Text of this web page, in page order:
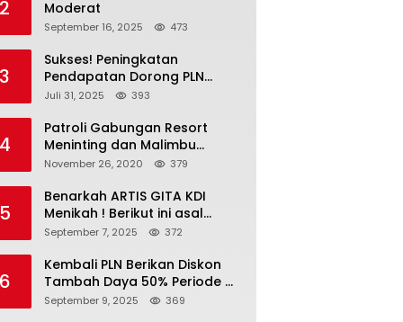
2
Moderat
September 16, 2025 473
3
Sukses! Peningkatan
Pendapatan Dorong PLN
Masuk Fortune Global 500
Juli 31, 2025 393
4
Patroli Gabungan Resort
Meninting dan Malimbu
Bersama TNI – POLRI
November 26, 2020 379
5
Benarkah ARTIS GITA KDI
Menikah ! Berikut ini asal
calon suaminya dan intip
September 7, 2025 372
6
Kembali PLN Berikan Diskon
Tambah Daya 50% Periode 4-
17 September, Cek
September 9, 2025 369